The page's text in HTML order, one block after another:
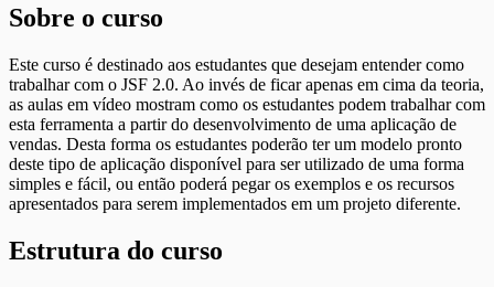
Sobre o curso
Este curso é destinado aos estudantes que desejam entender como
trabalhar com o JSF 2.0. Ao invés de ficar apenas em cima da teoria,
as aulas em vídeo mostram como os estudantes podem trabalhar com
esta ferramenta a partir do desenvolvimento de uma aplicação de
vendas. Desta forma os estudantes poderão ter um modelo pronto
deste tipo de aplicação disponível para ser utilizado de uma forma
simples e fácil, ou então poderá pegar os exemplos e os recursos
apresentados para serem implementados em um projeto diferente.
Estrutura do curso